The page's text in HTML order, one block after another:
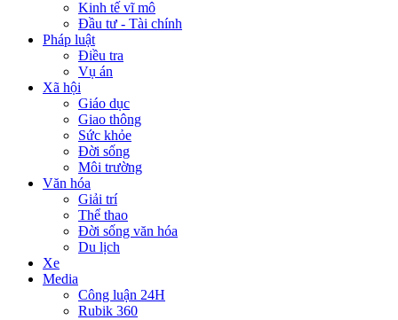
Kinh tế vĩ mô
Đầu tư - Tài chính
Pháp luật
Điều tra
Vụ án
Xã hội
Giáo dục
Giao thông
Sức khỏe
Đời sống
Môi trường
Văn hóa
Giải trí
Thể thao
Đời sống văn hóa
Du lịch
Xe
Media
Công luận 24H
Rubik 360